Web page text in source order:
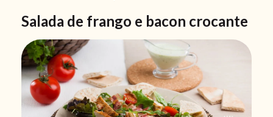
Salada de frango e bacon crocante